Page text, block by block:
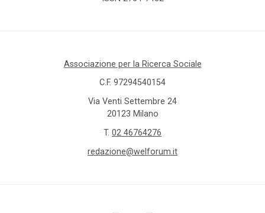
Associazione per la Ricerca Sociale
C.F. 97294540154
Via Venti Settembre 24
20123 Milano
T. 02 46764276
redazione@welforum.it